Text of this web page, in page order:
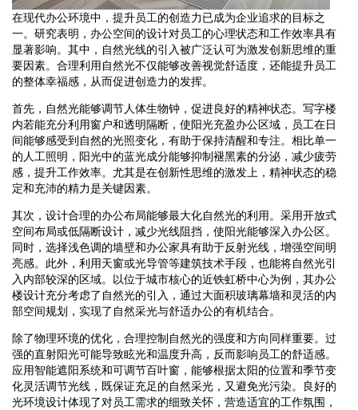
在现代办公环境中，提升员工的创造力已成为企业追求的目标之
一。研究表明，办公空间的设计对员工的心理状态和工作效率具有
显著影响。其中，自然光线的引入被广泛认可为激发创新思维的重
要因素。合理利用自然光不仅能够改善视觉舒适度，还能提升员工
的整体幸福感，从而促进创造力的发挥。
首先，自然光能够调节人体生物钟，促进良好的精神状态。写字楼
内若能充分利用窗户和透明隔断，使阳光充盈办公区域，员工在日
间能够感受到自然的光照变化，有助于保持清醒和专注。相比单一
的人工照明，阳光中的蓝光成分能够抑制褪黑素的分泌，减少疲劳
感，提升工作效率。尤其是在创新性思维的激发上，精神状态的稳
定和充沛的精力是关键因素。
其次，设计合理的办公布局能够最大化自然光的利用。采用开放式
空间布局或低隔断设计，减少光线阻挡，使阳光能够深入办公区。
同时，选择浅色调的墙壁和办公家具有助于反射光线，增强空间明
亮感。此外，利用天窗或光导管等建筑技术手段，也能将自然光引
入内部较深的区域。以位于城市核心的近铁虹桥中心为例，其办公
楼设计充分考虑了自然光的引入，通过大面积玻璃幕墙和灵活的内
部空间规划，实现了自然采光与舒适办公的有机结合。
除了物理环境的优化，合理控制自然光的强度和方向同样重要。过
强的直射阳光可能导致眩光和温度升高，反而影响员工的舒适感。
应用智能遮阳系统和可调节百叶窗，能够根据太阳的位置和季节变
化灵活调节光线，既保证充足的自然采光，又避免光污染。良好的
光环境设计体现了对员工需求的细致关怀，营造适宜的工作氛围，